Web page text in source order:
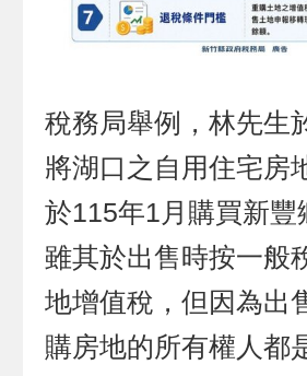
稅務局舉例，林先生
將湖口之自用住宅房
於115年1月購買新豐
雖其於出售時按一般
地增值稅，但因為出
購房地的所有權人都